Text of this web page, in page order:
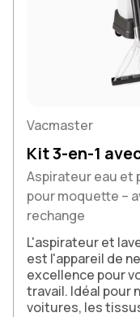
Vacmaster
Kit 3-en-1
Aspirateur eau et
pour moquette –
rechange
L'aspirateur et
est l'appareil de
excellence pour
travail. Idéal pour
voitures, les